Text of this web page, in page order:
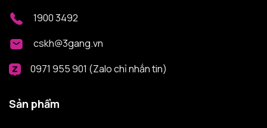
1900 3492
cskh@3gang.vn
0971 955 901 (Zalo chỉ nhắn tin)
Sản phẩm